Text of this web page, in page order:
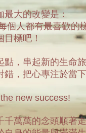
最大的改變是：
個人都有最喜歡的
標吧！
，串起新的生命旅
錯，把心專注於當
new success!
千萬萬的念頭順著